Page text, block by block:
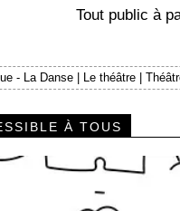
Tout public à
- La Danse Le théâtre |
À TOUS